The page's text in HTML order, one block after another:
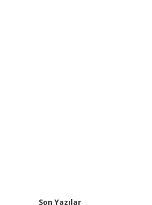
Son Yazılar